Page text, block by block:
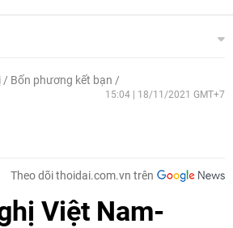
Bốn phương kết bạn
15:04 | 18/11/2021 GMT+7
Theo dõi thoidai.com.vn trên
Việt Nam-